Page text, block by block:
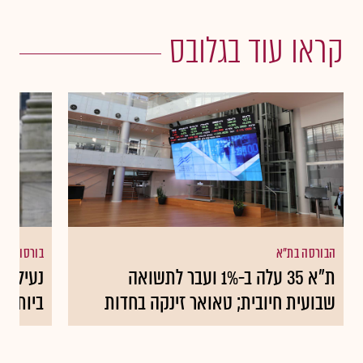
קראו עוד בגלובס
הבורסה בת"א
ת"א 35 עלה ב-1% ועבר לתשואה
שבועית חיובית; טאואר זינקה בחדות
בורסות